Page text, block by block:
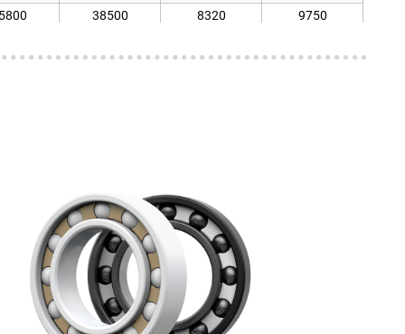
38500 8320
9750
52000 7020
8190